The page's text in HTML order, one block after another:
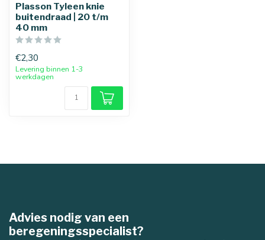
Plasson Tyleen knie
buitendraad | 20 t/m
40 mm
€2,30
Levering binnen 1-3
werkdagen
Advies nodig van een
beregeningsspecialist?